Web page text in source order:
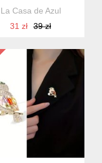
La Casa de Azul
31 zł
39 zł